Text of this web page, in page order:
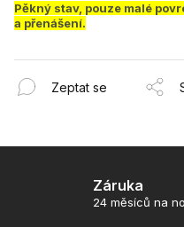
Pěkný stav, pouze malé
a přenášení.
Zeptat se
Záruka
24 měsíců na